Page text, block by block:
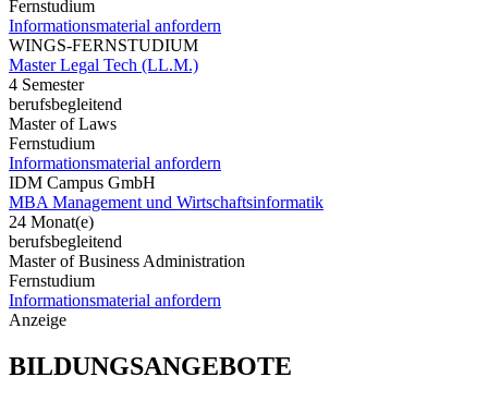
Fernstudium
Informationsmaterial anfordern
WINGS-FERNSTUDIUM
Master Legal Tech (LL.M.)
4 Semester
berufsbegleitend
Master of Laws
Fernstudium
Informationsmaterial anfordern
IDM Campus GmbH
MBA Management und Wirtschaftsinformatik
24 Monat(e)
berufsbegleitend
Master of Business Administration
Fernstudium
Informationsmaterial anfordern
Anzeige
BILDUNGSANGEBOTE